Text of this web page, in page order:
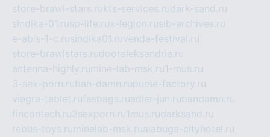
store-brawl-stars.rukts-services.rudark-sand.ru
sindika-01.rusp-life.rux-legion.rusib-archives.ru
e-abis-1-c.rusindika01.ruvenda-festival.ru
store-brawlstars.rudooraleksandria.ru
antenna-highly.ru mine-lab-msk.ru1-mus.ru
3-sex-porn.ruban-damn.rupurse-factory.ru
viagra-tablet.rufasbags.ruadler-jun.rubandamn.ru
fincontech.ru3sexporn.ru1mus.rudarksand.ru
rebus-toys.ru minelab-msk.rualabuga-cityhotel.ru